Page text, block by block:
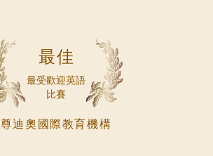
最佳
最受歡迎英語
比賽
尊迪奧國際教育機構